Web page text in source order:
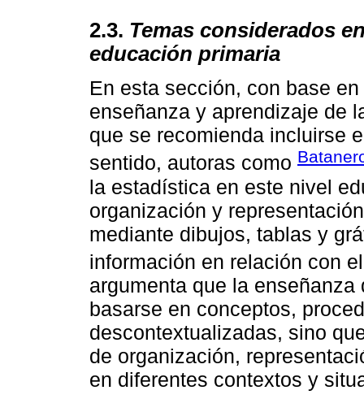
2.3. Temas considerados
educación primaria
En esta sección, con base
enseñanza y aprendizaje de
que se recomienda incluirse
sentido, autoras como
la estadística en este nivel
organización y
mediante dibujos, tablas y
información en relación con
argumenta que la
basarse en conceptos,
descontextualizadas, sino
de organización,
en diferentes contextos y